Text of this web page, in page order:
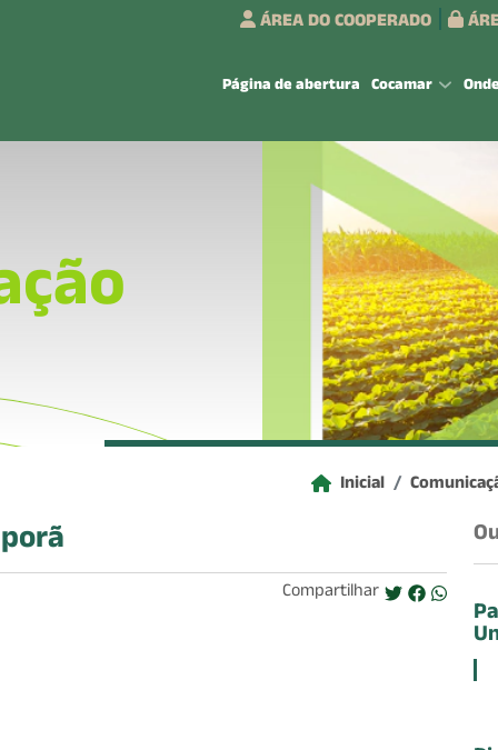
ÁREA DO COOPERADO
Página de abertura Cocamar
Inicial
Compartilhar